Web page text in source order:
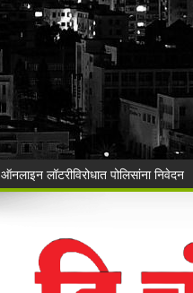
लॉटरीविरोधात पोलिसांना निवेदन
celebrated in Warora
सुटका; २२.३५ लाखांचा मुद्देमाल जप्त
प्रेरणादायी संकल्प